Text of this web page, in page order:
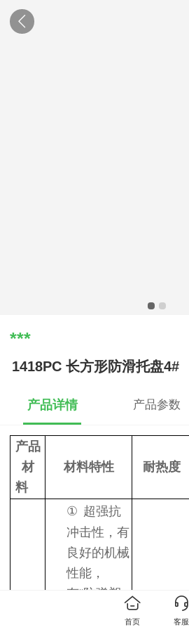
***
1418PC 长方形防滑托盘4#
产品详情 产品参数
产品
材
料
材料特性 耐热度
① 超强抗
冲击性，有
良好的机械
性能，
有“防弹塑
首页 客服